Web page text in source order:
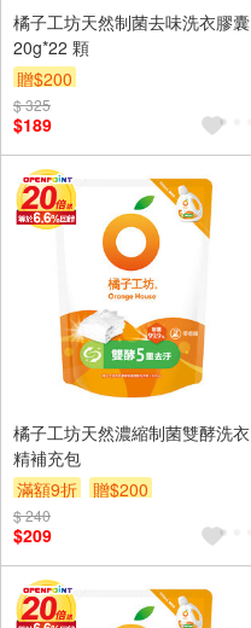
橘子工坊天然制菌去味洗衣膠囊
20g*22 顆
贈$200
$ 325
$189
橘子工坊天然濃縮制菌雙酵洗衣
精補充包
滿額9折
贈$200
$ 240
$209